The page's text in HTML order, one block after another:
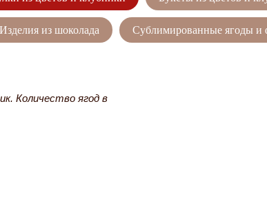
Изделия из шоколада Сублимированные ягоды и
Количество ягод в